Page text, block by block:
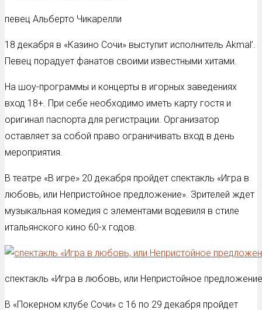
певец Альберто Чикарелли
18 декабря в «Казино Сочи» выступит исполнитель Akmal’.
Певец порадует фанатов своими известными хитами.
На шоу-программы и концерты в игорных заведениях
вход 18+. При себе необходимо иметь карту гостя и
оригинал паспорта для регистрации. Организатор
оставляет за собой право ограничивать вход в день
мероприятия.
В театре «В игре» 20 декабря пройдет спектакль «Игра в
любовь, или Непристойное предложение». Зрителей ждет
музыкальная комедия с элементами водевиля в стиле
итальянского кино 60-х годов.
спектакль «Игра в любовь, или Непристойное
В «Покерном клубе Сочи» с 16 по 29 декабря пройдет